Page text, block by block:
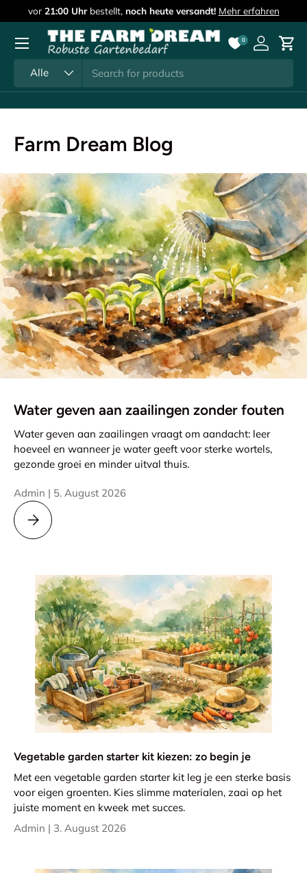
Direkt zum Inhalt
vor 21:00 Uhrbestellt, noch heute versandt! Mehr erfahren
Alle
0
Menü
Farm Dream Blog
Water geven aan zaailingen zonder fouten
Water geven aan zaailingen vraagt om aandacht: leer
hoeveel en wanneer je water geeft voor sterke wortels,
gezonde groei en minder uitval thuis.
Admin | 5. August 2026
Water geven aan zaailingen zonder fouten
Vegetable garden starter kit kiezen: zo begin je
Met een vegetable garden starter kit leg je een sterke basis
voor eigen groenten. Kies slimme materialen, zaai op het
juiste moment en kweek met succes.
Admin | 3. August 2026